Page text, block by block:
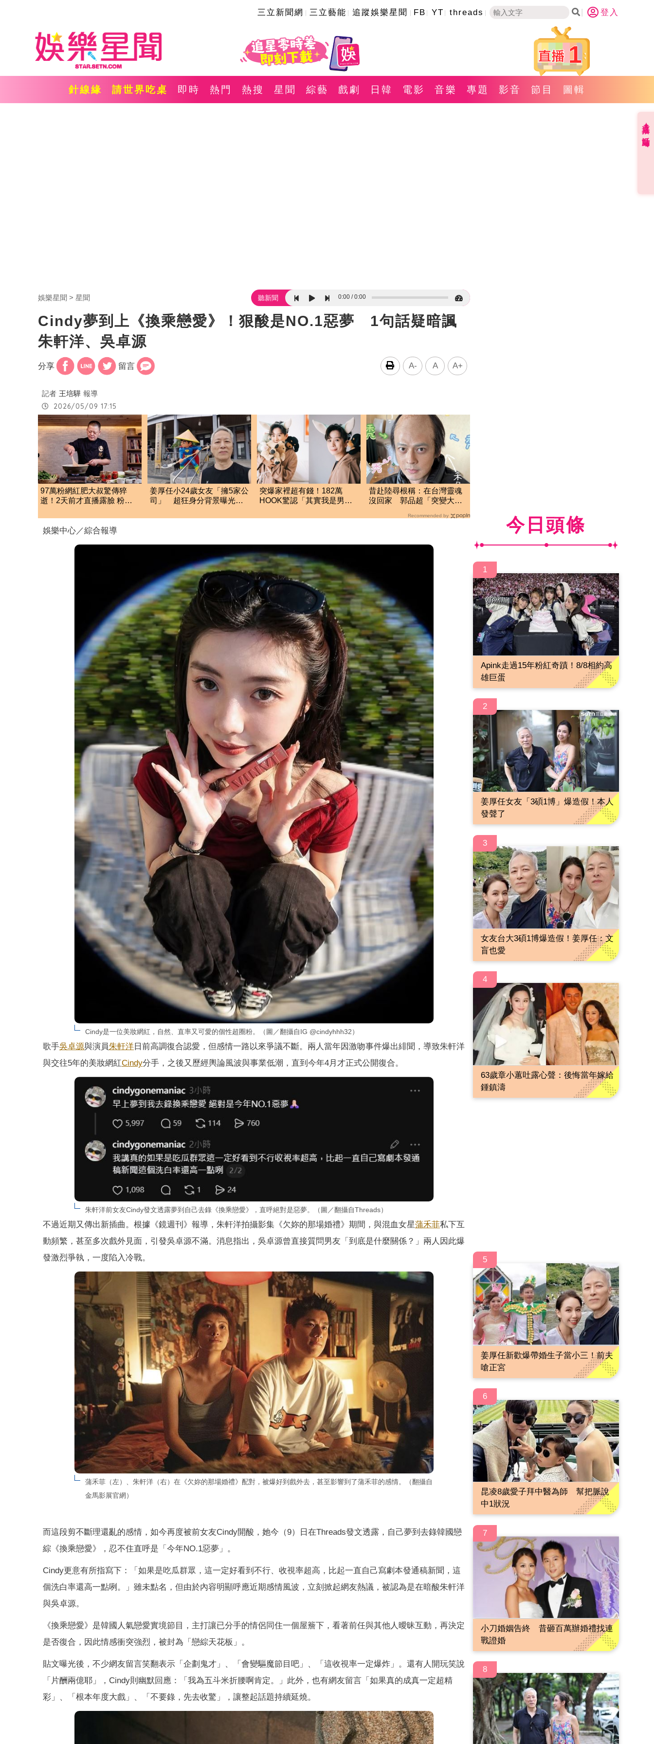
三立新聞網 三立藝能 追蹤娛樂星聞 FB YT threads 登入
1
針線緣 請世界吃桌 即時 熱門 熱搜 星聞 綜藝 戲劇 日韓 電影 音樂 專題 影音 節目 圖輯
娛樂星聞 星聞 聽新聞 0:00 0:00
Cindy夢到上《換乘戀愛》！狠酸是NO.1惡夢 1句話疑暗諷
朱軒洋、吳卓源
分享 留言 A- A A+
記者 王培驊 報導
2026/05/09 17:15
97萬粉網紅肥大叔驚傳猝
逝！2天前才直播露臉 粉絲
姜厚任小24歲女友「擁5家公
司」 超狂身分背景曝光：
突爆家裡超有錢！182萬
HOOK驚認「其實我是男
昔赴陸尋根稱：在台灣靈魂
沒回家 郭品超「突變大禿
Recommended by
娛樂中心／綜合報導
Cindy是一位美妝網紅，自然、直率又可愛的個性超圈粉。（圖／翻攝自IG @cindyhhh32）
歌手吳卓源與演員朱軒洋 日前高調復合認愛，但感情一路以來爭議不斷。兩人當年因激吻事件爆出緋聞，導致朱軒洋
與交往5年的美妝網紅Cindy分手，之後又歷經輿論風波與事業低潮，直到今年4月才正式公開復合。
朱軒洋前女友Cindy發文透露夢到自己去錄《換乘戀愛》，直呼絕對是惡夢。（圖／翻攝自Threads）
不過近期又傳出新插曲。根據《鏡週刊》報導，朱軒洋拍攝影集《欠妳的那場婚禮》期間，與混血女星蒲禾菲私下互
動頻繁，甚至多次戲外見面，引發吳卓源不滿。消息指出，吳卓源曾直接質問男友「到底是什麼關係？」兩人因此爆
發激烈爭執，一度陷入冷戰。
蒲禾菲（左）、朱軒洋（右）在《欠妳的那場婚禮》配對，被爆好到戲外去，甚至影響到了蒲禾菲的感情。（翻攝自
金馬影展官網）
而這段剪不斷理還亂的感情，如今再度被前女友Cindy開酸，她今（9）日在Threads發文透露，自己夢到去錄韓國戀
綜《換乘戀愛》，忍不住直呼是「今年NO.1惡夢」。
Cindy更意有所指寫下：「如果是吃瓜群眾，這一定好看到不行、收視率超高，比起一直自己寫劇本發通稿新聞，這
個洗白率還高一點咧。」雖未點名，但由於內容明顯呼應近期感情風波，立刻掀起網友熱議，被認為是在暗酸朱軒洋
與吳卓源。
《換乘戀愛》是韓國人氣戀愛實境節目，主打讓已分手的情侶同住一個屋簷下，看著前任與其他人曖昧互動，再決定
是否復合，因此情感衝突強烈，被封為「戀綜天花板」。
貼文曝光後，不少網友留言笑翻表示「企劃鬼才」、「會變驅魔節目吧」、「這收視率一定爆炸」。還有人開玩笑說
「片酬兩億耶」，Cindy則幽默回應：「我為五斗米折腰啊肯定。」此外，也有網友留言「如果真的成真一定超精
彩」、「根本年度大戲」、「不要錄，先去收驚」，讓整起話題持續延燒。
今日頭條
1
Apink走過15年粉紅奇蹟！8/8相約高
雄巨蛋
2
姜厚任女友「3碩1博」爆造假！本人
發聲了
3
女友台大3碩1博爆造假！姜厚任：文
盲也愛
4
63歲章小蕙吐露心聲：後悔當年嫁給
鍾鎮濤
5
姜厚任新歡爆帶婚生子當小三！前夫
嗆正宮
6
昆凌8歲愛子拜中醫為師 幫把脈說
中1狀況
7
小刀婚姻告終 昔砸百萬辦婚禮找連
戰證婚
8
直播✦活動